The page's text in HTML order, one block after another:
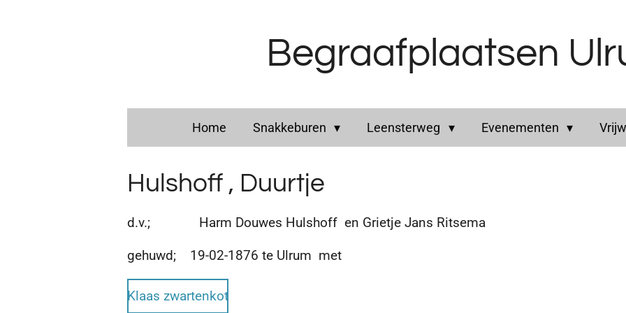
Begraafplaatsen
Home Snakkeburen Leensterweg Evenementen
Hulshoff , Duurtje
d.v.; Harm Douwes Hulshoff en Grietje Jans Ritsema
gehuwd; 19-02-1876 te Ulrum met
Klaas zwartenkot